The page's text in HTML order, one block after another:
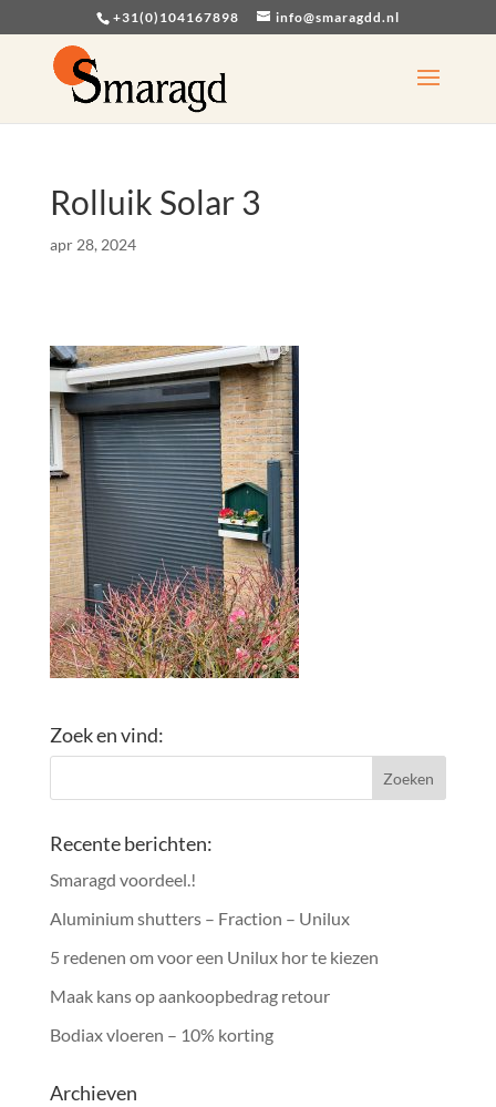
+31(0)104167898 info@smaragdd.nl
Rolluik Solar 3
apr 28, 2024
Zoek en vind:
Recente berichten:
Smaragd voordeel.!
Aluminium shutters – Fraction – Unilux
5 redenen om voor een Unilux hor te kiezen
Maak kans op aankoopbedrag retour
Bodiax vloeren – 10% korting
Archieven